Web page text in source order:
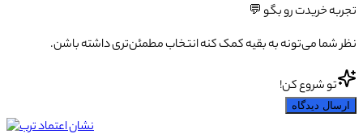
تجربه خریدت رو بگو 💬
نظر شما می‌تونه به بقیه کمک کنه انتخاب مطمئن‌تری داشته باشن.
تو شروع کن!
ارسال دیدگاه